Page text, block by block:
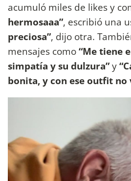
acumuló miles de likes y
hermosaaa”, escribió una
preciosa”, dijo otra.
mensajes como“Me tiene
simpatía y su dulzura”y
bonita, y con ese outfit no